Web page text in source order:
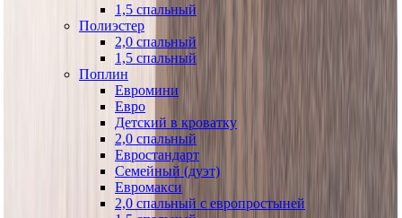
1,5 спальный
Полиэстер
2,0 спальный
1,5 спальный
Поплин
Евромини
Евро
Детский в кроватку
2,0 спальный
Евростандарт
Семейный (дуэт)
Евромакси
2,0 спальный с европростыней